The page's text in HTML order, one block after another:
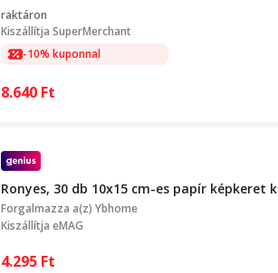
raktáron
Kiszállítja SuperMerchant
-10% kuponnal
8.640 Ft
Ronyes, 30 db 10x15 cm-es papír képkeret
Forgalmazza a(z) Ybhome
Kiszállítja eMAG
4.295 Ft